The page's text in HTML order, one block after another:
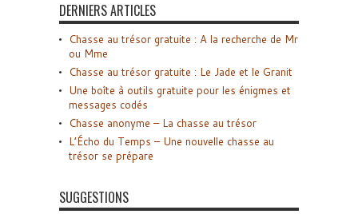
DERNIERS ARTICLES
Chasse au trésor gratuite : A la recherche de Mr
ou Mme
Chasse au trésor gratuite : Le Jade et le Granit
Une boîte à outils gratuite pour les énigmes et
messages codés
Chasse anonyme – La chasse au trésor
L’Écho du Temps – Une nouvelle chasse au
trésor se prépare
SUGGESTIONS